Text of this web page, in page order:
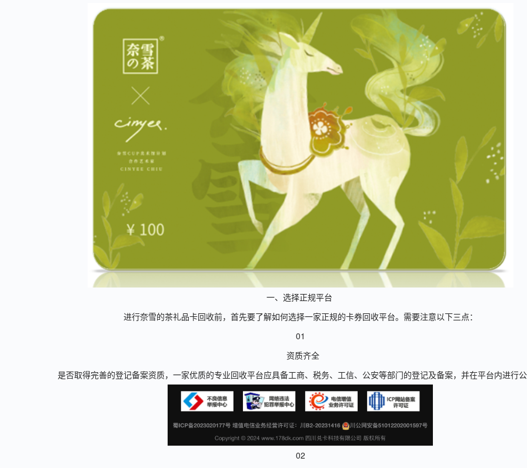
一、选择正规平台
进行奈雪的茶礼品卡回收前，首先要了解如何选择一家正规的卡券回收平台。需要注意以下三点：
01
资质齐全
是否取得完善的登记备案资质，一家优质的专业回收平台应具备工商、税务、工信、公安等部门的登记及备案，并在平台内进行
02